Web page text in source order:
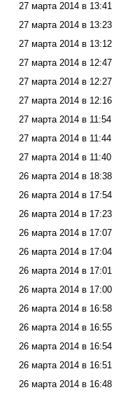
27 марта 2014 в
27 марта 2014 в
27 марта 2014 в
27 марта 2014 в
27 марта 2014 в
27 марта 2014 в
27 марта 2014 в
27 марта 2014 в
27 марта 2014 в
26 марта 2014 в
26 марта 2014 в
26 марта 2014 в
26 марта 2014 в
26 марта 2014 в
26 марта 2014 в
26 марта 2014 в
26 марта 2014 в
26 марта 2014 в
26 марта 2014 в
26 марта 2014 в
26 марта 2014 в